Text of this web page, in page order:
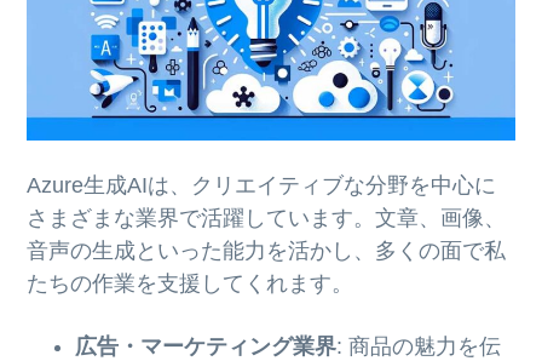
Azure生成AIは、クリエイティブな分野を中心に
さまざまな業界で活躍しています。文章、画像、
音声の生成といった能力を活かし、多くの面で私
たちの作業を支援してくれます。
広告・マーケティング業界: 商品の魅力を伝